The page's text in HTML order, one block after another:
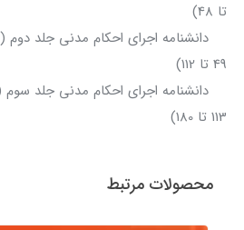
تا 48)
دانشنامه اجرای احکام مدنی جلد
49 تا 112)
دانشنامه اجرای احکام مدنی جلد
113 تا 180)
محصولات مرتبط